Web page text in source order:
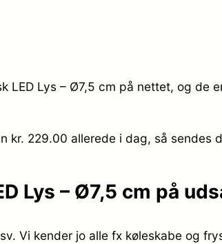
LED Lys – Ø7,5 cm på nettet, og de
kr. 229.00 allerede i dag, så sendes
Lys – Ø7,5 cm på
Vi kender jo alle fx køleskabe og